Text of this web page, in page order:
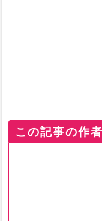
この記事の作